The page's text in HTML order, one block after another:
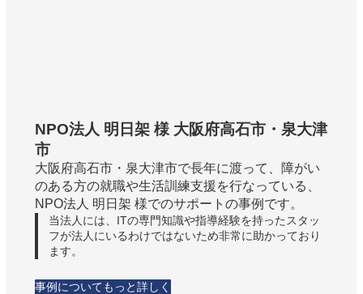
NPO法人 明日架 様 大阪府高石市・泉大津
市
大阪府高石市・泉大津市で長年に渡って、障がい
のある方の就職や生活訓練支援を行なっている、
NPO法人 明日架 様でのサポートの事例です。
当法人には、ITの専門知識や指導経験を持ったスタッ
フが法人にいるわけではないため非常に助かっており
ます。
事例についてもっと詳しく